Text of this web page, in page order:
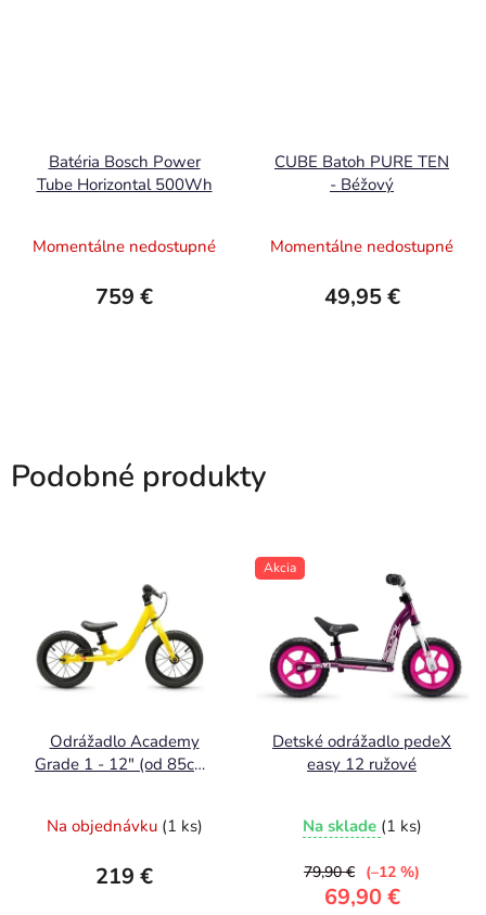
Batéria Bosch Power
Tube Horizontal 500Wh
Momentálne nedostupné
759 €
CUBE Batoh PURE TEN
- Béžový
Momentálne nedostupné
49,95 €
Podobné produkty
Odrážadlo Academy
Grade 1 - 12" (od 85cm)
Na objednávku (1 ks)
219 €
Akcia
Detské odrážadlo pedeX
easy 12 ružové
Na sklade (1 ks)
69,90 €
79,90 € (–12 %)